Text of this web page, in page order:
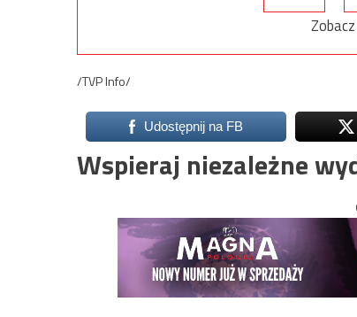
/TVP Info/
Udostępnij na FB
Wspieraj niezależne